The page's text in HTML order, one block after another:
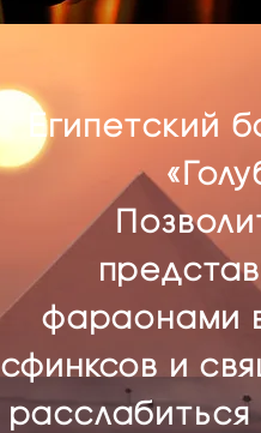
Египетский
фараонами
сфинксов и